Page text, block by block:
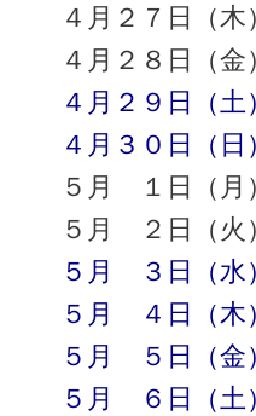
４月２７日（木
４月２８日（金
４月２９日（土
４月３０日（日
５月 １日（月
５月 ２日（火
５月 ３日（水
５月 ４日（木
５月 ５日（金
５月 ６日（土